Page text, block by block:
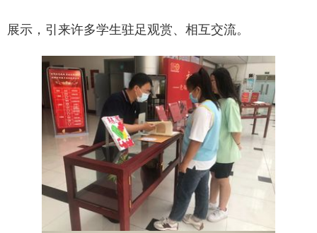
展示，引来许多学生驻足观赏、相互交流。